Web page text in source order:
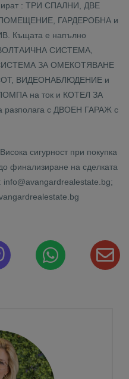
: ТРИ СПАЛНИ, ДВЕ
ГАРДЕРОБНА и
Къщата е напълно
СИСТЕМА,
ЗА ОМЕКОТЯВАНЕ
ВИДЕОНАБЛЮДЕНИЕ и
на ток и КОТЕЛ ЗА
с ДВОЕН ГАРАЖ с
сигурност при покупка
финализиране на сделката
info@avangardrealestate.bg;